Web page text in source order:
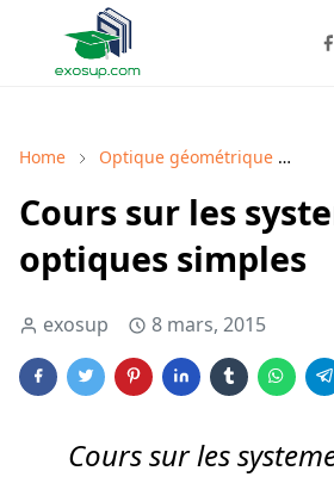
Home Optique géométrique
Cours sur les
optiques simples
exosup 8 mars, 2015
Cours sur les